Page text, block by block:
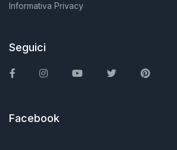
Informativa Privacy
Seguici
FacebookInstagramYou TubeTwitter
Facebook